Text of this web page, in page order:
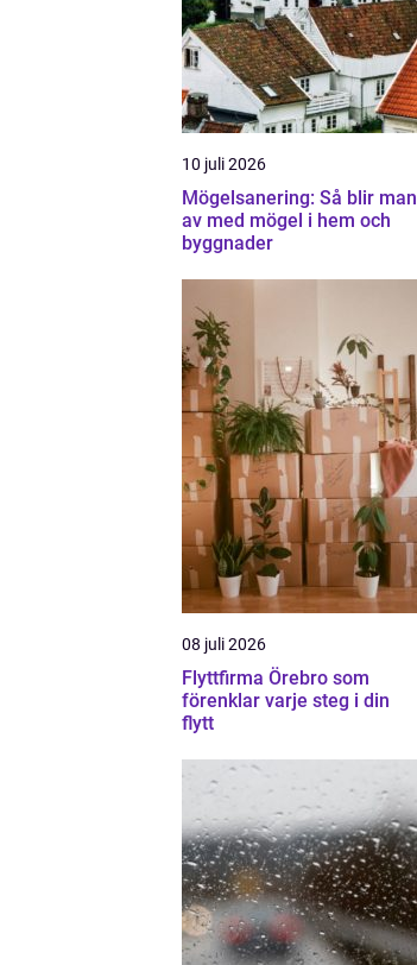
10 juli 2026
Mögelsanering: Så blir man
av med mögel i hem och
byggnader
08 juli 2026
Flyttfirma Örebro som
förenklar varje steg i din
flytt